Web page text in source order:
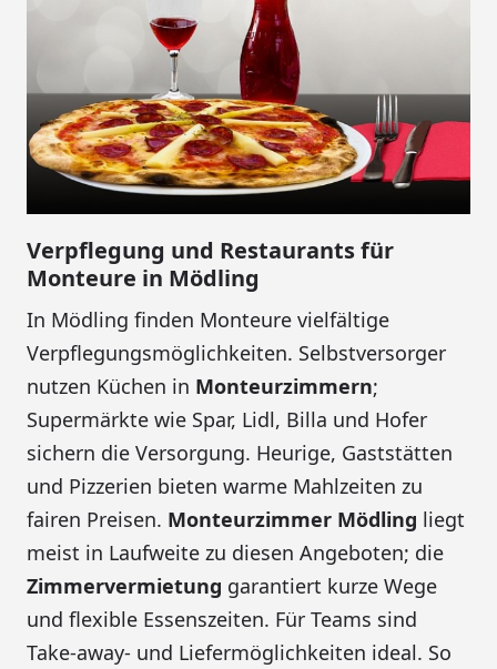
Verpflegung und Restaurants für
Monteure in Mödling
In Mödling finden Monteure vielfältige
Verpflegungsmöglichkeiten. Selbstversorger
nutzen Küchen in Monteurzimmern;
Supermärkte wie Spar, Lidl, Billa und Hofer
sichern die Versorgung. Heurige, Gaststätten
und Pizzerien bieten warme Mahlzeiten zu
fairen Preisen. Monteurzimmer Mödling liegt
meist in Laufweite zu diesen Angeboten; die
Zimmervermietung garantiert kurze Wege
und flexible Essenszeiten. Für Teams sind
Take-away- und Liefermöglichkeiten ideal. So